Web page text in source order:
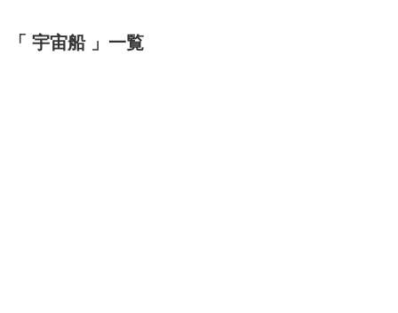
「 宇宙船 」一覧